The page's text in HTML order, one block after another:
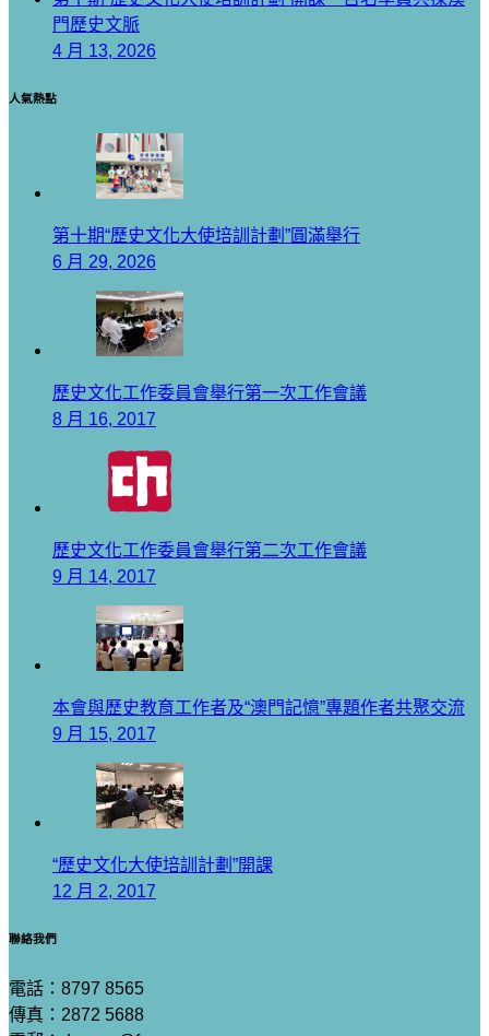
門歷史文脈
4 月 13, 2026
人氣熱點
第十期“歷史文化大使培訓計劃”圓滿舉行
6 月 29, 2026
歷史文化工作委員會舉行第一次工作會議
8 月 16, 2017
歷史文化工作委員會舉行第二次工作會議
9 月 14, 2017
本會與歷史教育工作者及“澳門記憶”專題作者共聚交流
9 月 15, 2017
“歷史文化大使培訓計劃”開課
12 月 2, 2017
聯絡我們
電話：8797 8565
傳真：2872 5688